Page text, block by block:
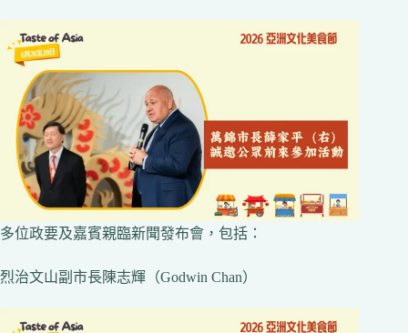
多位政要及嘉賓親臨新聞發布會，包括：
烈治文山副市長陳志輝（Godwin Chan）